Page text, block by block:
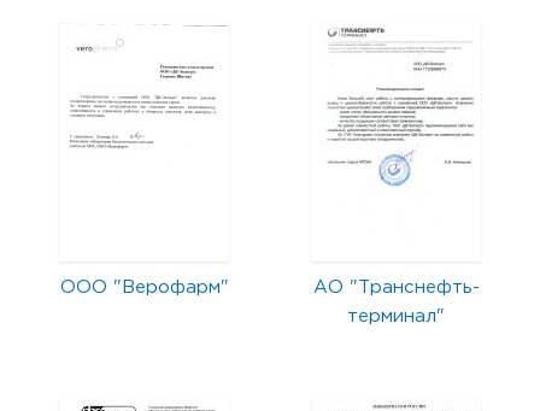
ООО "Верофарм"
АО "Транснефть-
терминал"